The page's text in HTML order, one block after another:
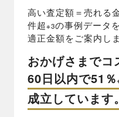
高い査定額＝売れる
件超※3の事例データ
適正金額をご案内しま
おかげさまでコ
60日以内で51％
成立しています。